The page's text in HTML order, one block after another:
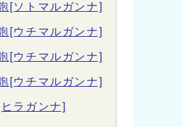
[ソトマルガンナ]
[ウチマルガンナ]
[ウチマルガンナ]
[ウチマルガンナ]
ラガンナ]